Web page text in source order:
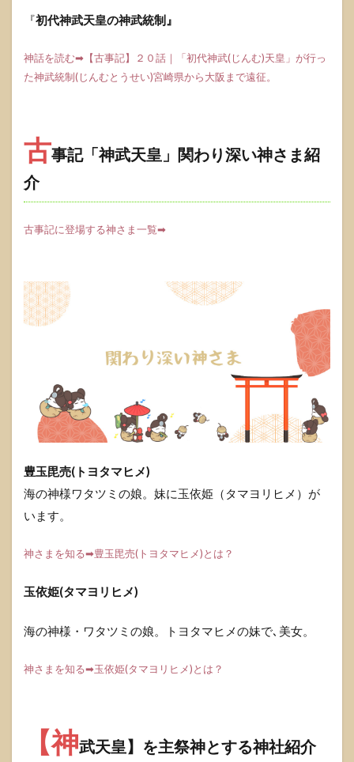
『初代神武天皇の神武統制』
神話を読む➡【古事記】２０話｜「初代神武(じんむ)天皇」が行っ
た神武統制(じんむとうせい)宮崎県から大阪まで遠征。
古事記「神武天皇」関わり深い神さま紹
介
古事記に登場する神さま一覧➡
豊玉毘売(トヨタマヒメ)
海の神様ワタツミの娘。妹に玉依姫（タマヨリヒメ）が
います。
神さまを知る➡豊玉毘売(トヨタマヒメ)とは？
玉依姫(タマヨリヒメ)
海の神様・ワタツミの娘。トヨタマヒメの妹で､美女。
神さまを知る➡玉依姫(タマヨリヒメ)とは？
【神武天皇】を主祭神とする神社紹介